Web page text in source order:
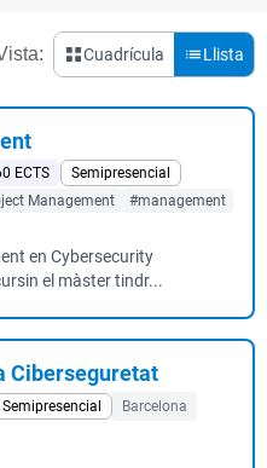
Cuadrícula Llista
ECTS
Semipresencial
Management #management
en Cybersecurity
el màster tindr...
Ciberseguretat
Semipresencial
Barcelona